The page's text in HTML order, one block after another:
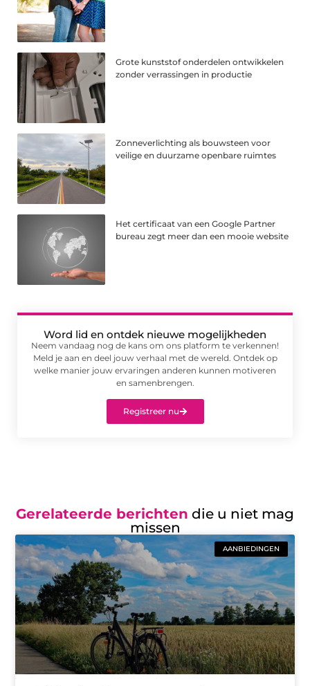
Grote kunststof onderdelen ontwikkelen
zonder verrassingen in productie
Zonneverlichting als bouwsteen voor
veilige en duurzame openbare ruimtes
Het certificaat van een Google Partner
bureau zegt meer dan een mooie website
Word lid en ontdek nieuwe mogelijkheden
Neem vandaag nog de kans om ons platform te verkennen!
Meld je aan en deel jouw verhaal met de wereld. Ontdek op
welke manier jouw ervaringen anderen kunnen motiveren
en samenbrengen.
Registreer nu
Gerelateerde berichten die u niet mag
missen
AANBIEDINGEN